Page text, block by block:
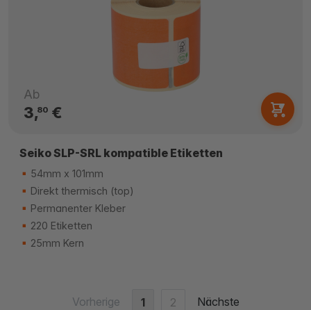
Ab
3,80€
Seiko SLP-SRL kompatible Etiketten
54mm x 101mm
Direkt thermisch (top)
Permanenter Kleber
220 Etiketten
25mm Kern
Vorherige 1 2 Nächste